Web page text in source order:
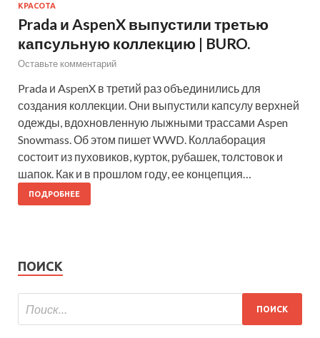
КРАСОТА
Prada и AspenX выпустили третью
капсульную коллекцию | BURO.
Оставьте комментарий
Prada и AspenX в третий раз объединились для
создания коллекции. Они выпустили капсулу верхней
одежды, вдохновленную лыжными трассами Aspen
Snowmass. Об этом пишет WWD. Коллаборация
состоит из пуховиков, курток, рубашек, толстовок и
шапок. Как и в прошлом году, ее концепция…
ПОДРОБНЕЕ
ПОИСК